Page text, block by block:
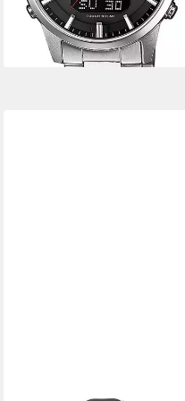
lieferbar - in 1-2 Werktagen bei dir